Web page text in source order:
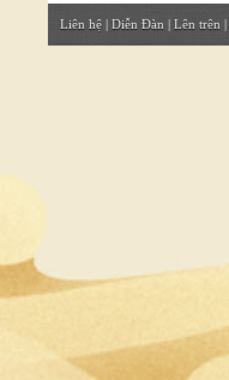
Liên hệ | Diễn Đàn | Lên trên |